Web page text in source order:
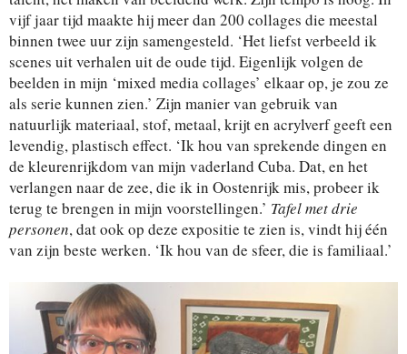
vijf jaar tijd maakte hij meer dan 200 collages die meestal
binnen twee uur zijn samengesteld. ‘Het liefst verbeeld ik
scenes uit verhalen uit de oude tijd. Eigenlijk volgen de
beelden in mijn ‘mixed media collages’ elkaar op, je zou ze
als serie kunnen zien.’ Zijn manier van gebruik van
natuurlijk materiaal, stof, metaal, krijt en acrylverf geeft een
levendig, plastisch effect. ‘Ik hou van sprekende dingen en
de kleurenrijkdom van mijn vaderland Cuba. Dat, en het
verlangen naar de zee, die ik in Oostenrijk mis, probeer ik
terug te brengen in mijn voorstellingen.’ Tafel met drie
personen, dat ook op deze expositie te zien is, vindt hij één
van zijn beste werken. ‘Ik hou van de sfeer, die is familiaal.’